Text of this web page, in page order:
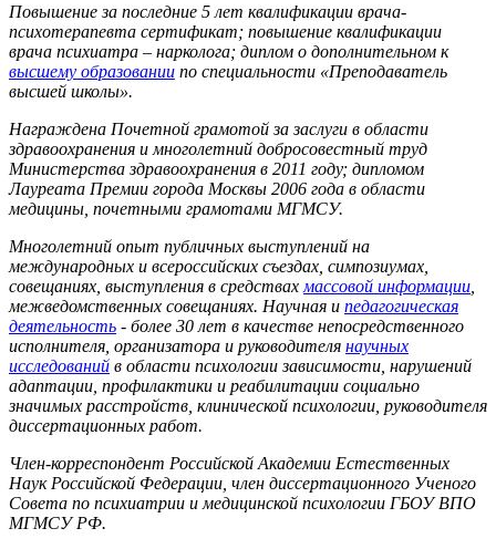
Повышение за последние 5 лет квалификации врача-
психотерапевта сертификат; повышение квалификации
врача психиатра – нарколога; диплом о дополнительном к
высшему образовании по специальности «Преподаватель
высшей школы».
Награждена Почетной грамотой за заслуги в области
здравоохранения и многолетний добросовестный труд
Министерства здравоохранения в 2011 году; дипломом
Лауреата Премии города Москвы 2006 года в области
медицины, почетными грамотами МГМСУ.
Многолетний опыт публичных выступлений на
международных и всероссийских съездах, симпозиумах,
совещаниях, выступления в средствах массовой информации
межведомственных совещаниях. Научная и педагогическая
деятельность - более 30 лет в качестве непосредственного
исполнителя, организатора и руководителя научных
исследований в области психологии зависимости, нарушений
адаптации, профилактики и реабилитации социально
значимых расстройств, клинической психологии, руководителя
диссертационных работ.
Член-корреспондент Российской Академии Естественных
Наук Российской Федерации, член диссертационного Ученого
Совета по психиатрии и медицинской психологии ГБОУ ВПО
МГМСУ РФ.